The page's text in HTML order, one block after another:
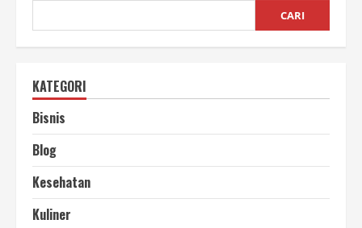
CARI
KATEGORI
Bisnis
Blog
Kesehatan
Kuliner